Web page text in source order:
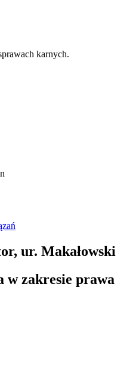
karnych.
ur. Makałowski
w zakresie prawa